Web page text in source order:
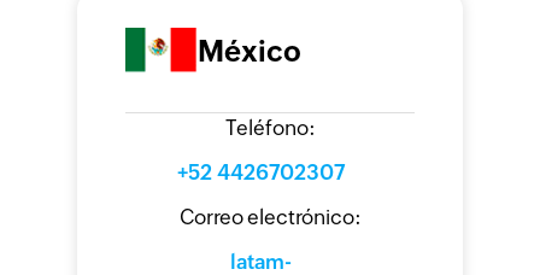
México
Teléfono:
+52 4426702307
Correo electrónico:
latam-